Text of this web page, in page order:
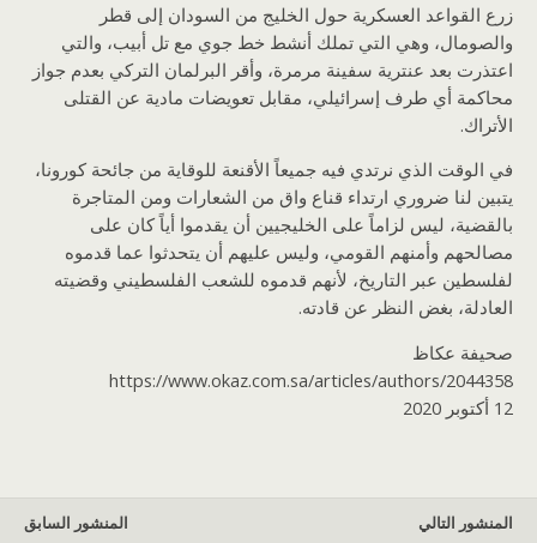
زرع القواعد العسكرية حول الخليج من السودان إلى قطر
والصومال، وهي التي تملك أنشط خط جوي مع تل أبيب، والتي
اعتذرت بعد عنترية سفينة مرمرة، وأقر البرلمان التركي بعدم جواز
محاكمة أي طرف إسرائيلي، مقابل تعويضات مادية عن القتلى
الأتراك.
في الوقت الذي نرتدي فيه جميعاً الأقنعة للوقاية من جائحة كورونا،
يتبين لنا ضروري ارتداء قناع واق من الشعارات ومن المتاجرة
بالقضية، ليس لزاماً على الخليجيين أن يقدموا أياً كان على
مصالحهم وأمنهم القومي، وليس عليهم أن يتحدثوا عما قدموه
لفلسطين عبر التاريخ، لأنهم قدموه للشعب الفلسطيني وقضيته
العادلة، بغض النظر عن قادته.
صحيفة عكاظ
https://www.okaz.com.sa/articles/authors/2044358
12 أكتوبر 2020
المنشور السابق
المنشور التالي